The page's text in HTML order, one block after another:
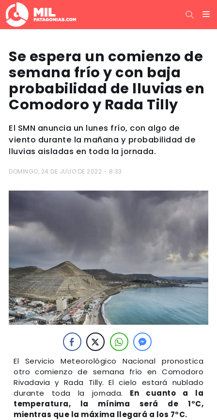
Se espera un comienzo de
semana frío y con baja
probabilidad de lluvias en
Comodoro y Rada Tilly
El SMN anuncia un lunes frío, con algo de
viento durante la mañana y probabilidad de
lluvias aisladas en toda la jornada.
DOMINGO, 24 DE JULIO DE 2022 - 8:33
El Servicio Meteorológico Nacional pronostica
otro comienzo de semana frío en Comodoro
Rivadavia y Rada Tilly. El cielo estará nublado
durante toda la jornada. En cuanto a la
temperatura, la mínima será de 1°C,
mientras que la máxima llegará a los 7°C.